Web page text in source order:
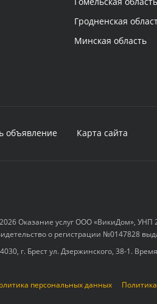
Гродненская
Минская область
объявление Карта сайта
Оказание услуг ООО «ВикиДом», УНП
о регистрации №0147828
г. Брест ул. Дзержинского, 38-1.
персональных данных